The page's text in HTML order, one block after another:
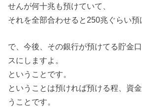
せんが何十兆も預けていて、
それを全部合わせると250兆ぐらい預
で、今後、その銀行が預けてる貯金
スにしますよ。
ということです。
ということは預ければ預ける程、資
うことです。